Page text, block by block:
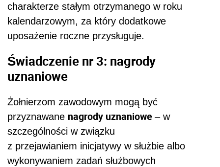
charakterze stałym otrzymanego w roku
kalendarzowym, za który dodatkowe
uposażenie roczne przysługuje.
Świadczenie nr 3: nagrody
uznaniowe
Żołnierzom zawodowym mogą być
przyznawane nagrody uznaniowe – w
szczególności w związku
z przejawianiem inicjatywy w służbie albo
wykonywaniem zadań służbowych